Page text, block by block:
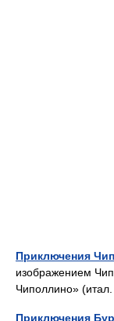
Приключения
изображением
Чиполлино»
Приключения